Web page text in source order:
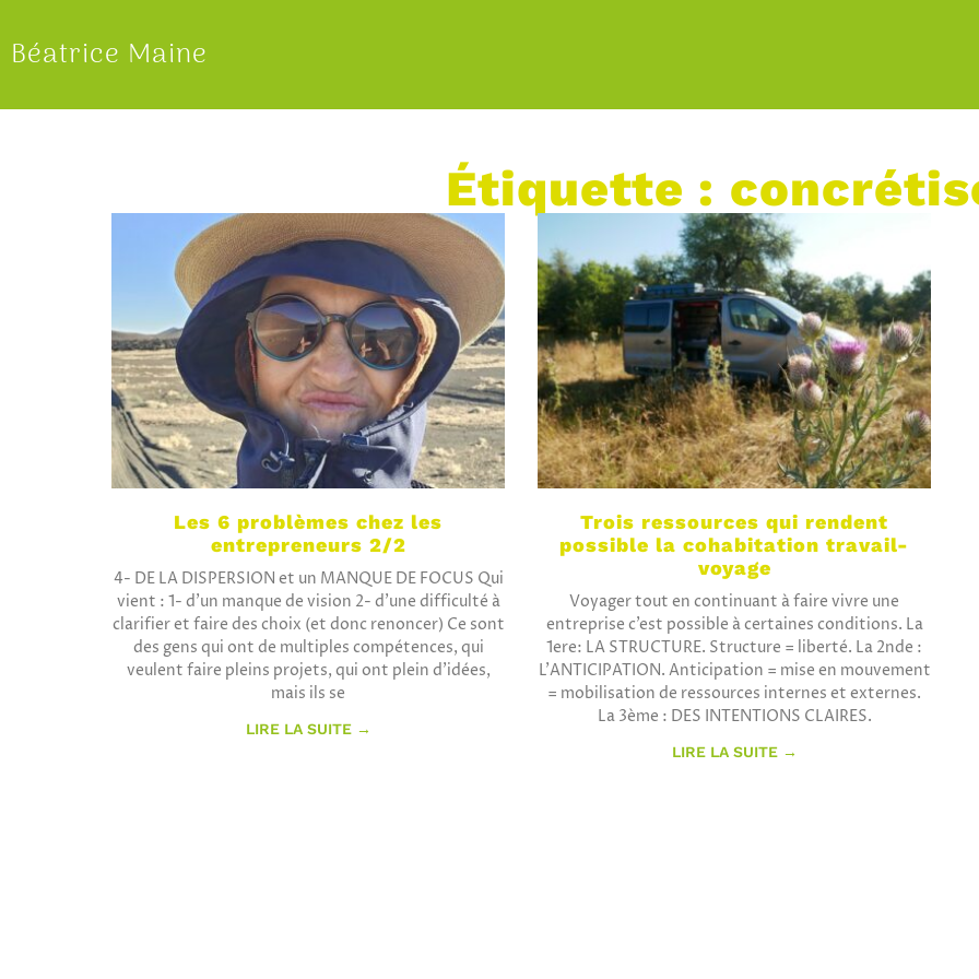
Béatrice Maine
Étiquette :
Les 6 problèmes chez les
entrepreneurs 2/2
4- DE LA DISPERSION et un MANQUE DE FOCUS Qui
vient : 1- d’un manque de vision 2- d’une difficulté à
clarifier et faire des choix (et donc renoncer) Ce sont
des gens qui ont de multiples compétences, qui
veulent faire pleins projets, qui ont plein d’idées,
mais ils se
LIRE LA SUITE →
Trois ressources qui rendent
possible la cohabitation travail-
voyage
Voyager tout en continuant à faire vivre une
entreprise c’est possible à certaines conditions. La
1ere: LA STRUCTURE. Structure = liberté. La 2nde :
L’ANTICIPATION. Anticipation = mise en mouvement
= mobilisation de ressources internes et externes.
La 3ème : DES INTENTIONS CLAIRES.
LIRE LA SUITE →